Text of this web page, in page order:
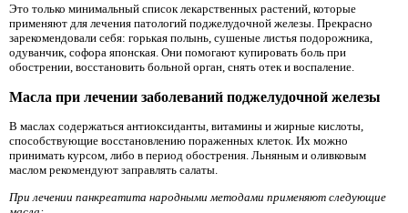
Это только минимальный список лекарственных растений, которые
применяют для лечения патологий поджелудочной железы. Прекрасно
зарекомендовали себя: горькая полынь, сушеные листья подорожника,
одуванчик, софора японская. Они помогают купировать боль при
обострении, восстановить больной орган, снять отек и воспаление.
Масла при лечении заболеваний поджелудочной железы
В маслах содержаться антиоксиданты, витамины и жирные кислоты,
способствующие восстановлению пораженных клеток. Их можно
принимать курсом, либо в период обострения. Льняным и оливковым
маслом рекомендуют заправлять салаты.
При лечении панкреатита народными методами применяют следующие